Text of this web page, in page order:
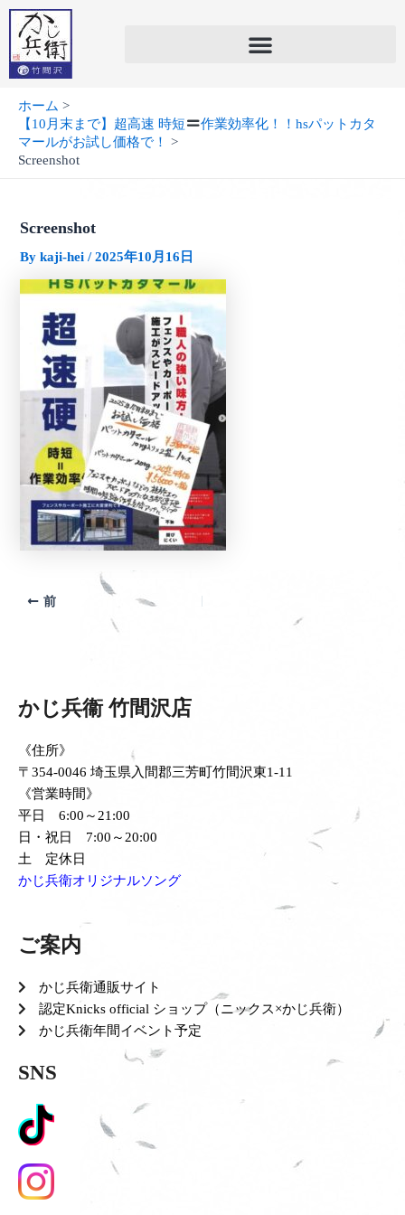
内
を
ホーム
【10月末まで】超高速 時短
作業効率化！！hsパットカタ
マールがお試し価格で！
Screenshot
Screenshot
Bykaji-hei/2025年10月16日
前
かじ兵衞 竹間沢店
《住所》
〒354-0046 埼玉県入間郡三芳町竹間沢東1-11
《営業時間》
平日 6:00～21:00
日・祝日 7:00～20:00
土 定休日
かじ兵衛オリジナルソング
ご案内
かじ兵衛通販サイト
認定Knicks official ショップ（ニックス×かじ兵衛）
かじ兵衛年間イベント予定
SNS